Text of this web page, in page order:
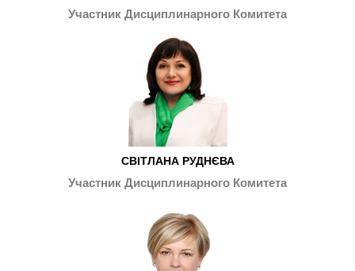
Участник Дисциплинарного Комитета
СВІТЛАНА РУДНЄВА
Участник Дисциплинарного Комитета